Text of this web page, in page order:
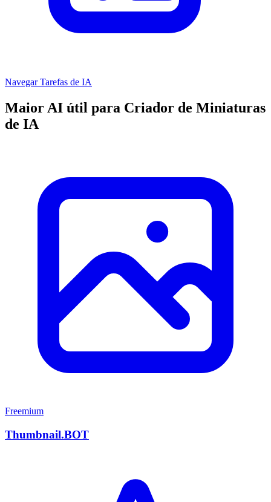
Navegar Tarefas de IA
Maior AI útil para Criador de Miniaturas
de IA
Freemium
Thumbnail.BOT